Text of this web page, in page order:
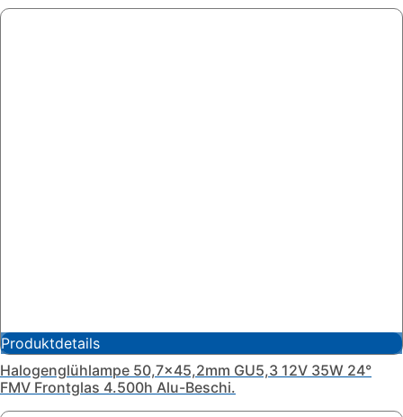
Produktdetails
Halogenglühlampe 50,7x45,2mm GU5,3 12V 35W 24°
FMV Frontglas 4.500h Alu-Beschi.